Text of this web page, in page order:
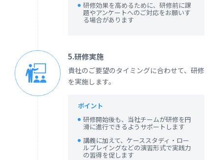
研修効果を高めるために、研修前に課
題やアンケートへのご対応をお願いす
る場合があります
5.研修実施
貴社のご要望のタイミングに合わせて、研修
を実施します。
ポイント
研修開始後も、当社チームが研修を円
滑に進行できるようサポートします
講義に加えて、ケーススタディ・ロー
ルプレイングなどの演習形式で実践力
の習得を促します